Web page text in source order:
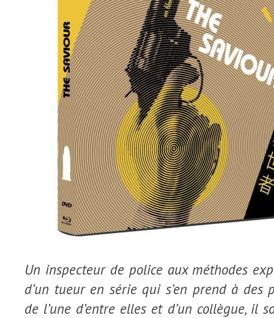
Un inspecteur de police aux méthodes
d’un tueur en série qui s’en prend à des
de l’une d’entre elles et d’un collègue, il